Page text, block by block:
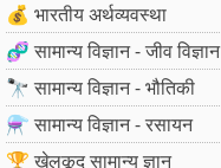
💰 भारतीय अर्थव्यवस्था
🧬 सामान्य विज्ञान - जीव विज्ञान
🔭 सामान्य विज्ञान - भौतिकी
⚗️ सामान्य विज्ञान - रसायन
🏆 खेलकूद सामान्य ज्ञान